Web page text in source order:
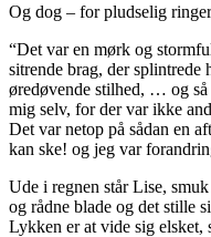
Og dog – for pludselig
“Det var en mørk og
sitrende brag, der splintrede
øredøvende stilhed, … og
mig selv, for der var ikke
Det var netop på sådan en
kan ske! og jeg var
Ude i regnen står Lise,
og rådne blade og det stille
Lykken er at vide sig elsket,